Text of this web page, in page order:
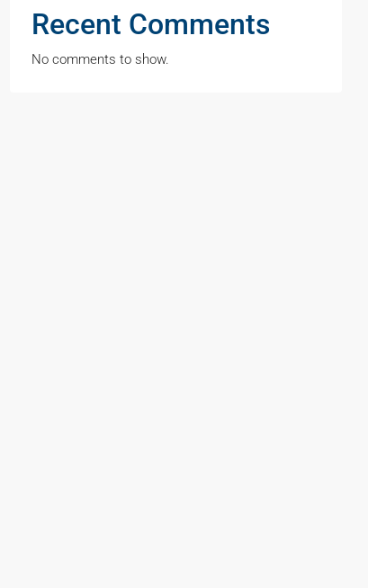
Recent Comments
No comments to show.